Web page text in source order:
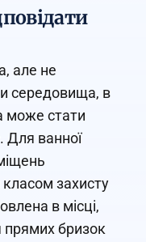
але не
середовища, в
може стати
Для ванної
захисту
в місці,
прямих бризок